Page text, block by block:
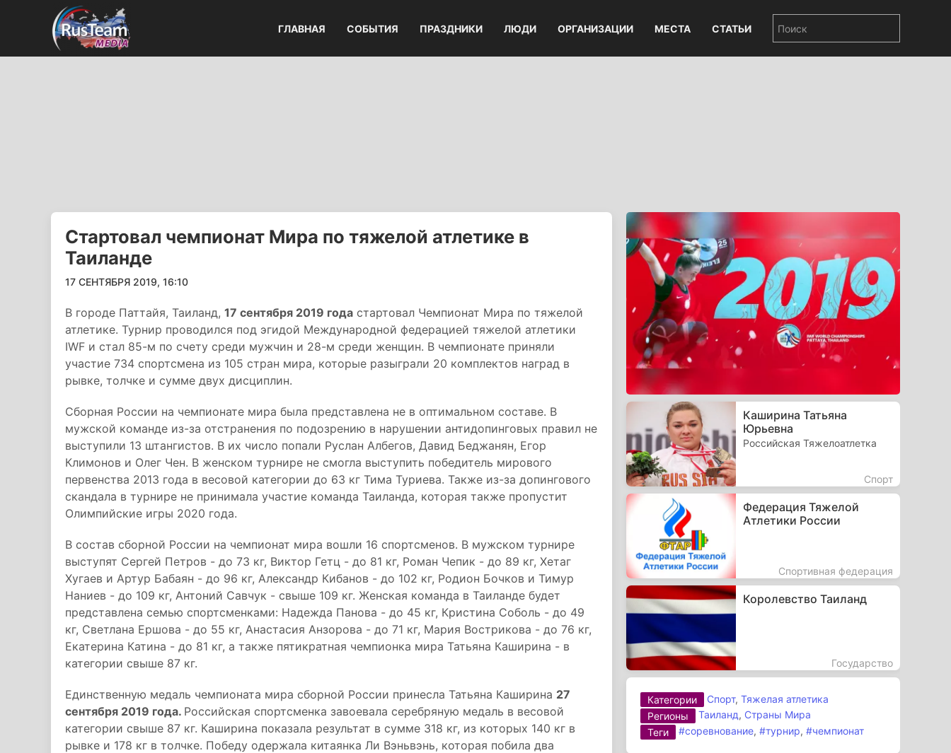
ГЛАВНАЯ СОБЫТИЯ ПРАЗДНИКИ ЛЮДИ ОРГАНИЗАЦИИ МЕСТА СТАТЬИ
Стартовал чемпионат Мира по тяжелой атлетике в
Таиланде
17 СЕНТЯБРЯ 2019, 16:10
В городе Паттайя, Таиланд, 17 сентября 2019 года стартовал Чемпионат Мира по тяжелой
атлетике. Турнир проводился под эгидой Международной федерацией тяжелой атлетики
IWF и стал 85-м по счету среди мужчин и 28-м среди женщин. В чемпионате приняли
участие 734 спортсмена из 105 стран мира, которые разыграли 20 комплектов наград в
рывке, толчке и сумме двух дисциплин.
Сборная России на чемпионате мира была представлена не в оптимальном составе. В
мужской команде из-за отстранения по подозрению в нарушении антидопинговых правил не
выступили 13 штангистов. В их число попали Руслан Албегов, Давид Беджанян, Егор
Климонов и Олег Чен. В женском турнире не смогла выступить победитель мирового
первенства 2013 года в весовой категории до 63 кг Тима Туриева. Также из-за допингового
скандала в турнире не принимала участие команда Таиланда, которая также пропустит
Олимпийские игры 2020 года.
В состав сборной России на чемпионат мира вошли 16 спортсменов. В мужском турнире
выступят Сергей Петров - до 73 кг, Виктор Гетц - до 81 кг, Роман Чепик - до 89 кг, Хетаг
Хугаев и Артур Бабаян - до 96 кг, Александр Кибанов - до 102 кг, Родион Бочков и Тимур
Наниев - до 109 кг, Антоний Савчук - свыше 109 кг. Женская команда в Таиланде будет
представлена семью спортсменками: Надежда Панова - до 45 кг, Кристина Соболь - до 49
кг, Светлана Ершова - до 55 кг, Анастасия Анзорова - до 71 кг, Мария Вострикова - до 76 кг,
Екатерина Катина - до 81 кг, а также пятикратная чемпионка мира Татьяна Каширина - в
категории свыше 87 кг.
Единственную медаль чемпионата мира сборной России принесла Татьяна Каширина 27
сентября 2019 года. Российская спортсменка завоевала серебряную медаль в весовой
категории свыше 87 кг. Каширина показала результат в сумме 318 кг, из которых 140 кг в
рывке и 178 кг в толчке. Победу одержала китаянка Ли Вэньвэнь, которая побила два
Каширина Татьяна
Юрьевна
Российская Тяжелоатлетка
Спорт
Федерация Тяжелой
Атлетики России
Спортивная федерация
Королевство Таиланд
Государство
Категории Спорт,Тяжелая атлетика
Регионы
Таиланд, Страны Мира
Теги
#соревнование,#турнир,#чемпионат